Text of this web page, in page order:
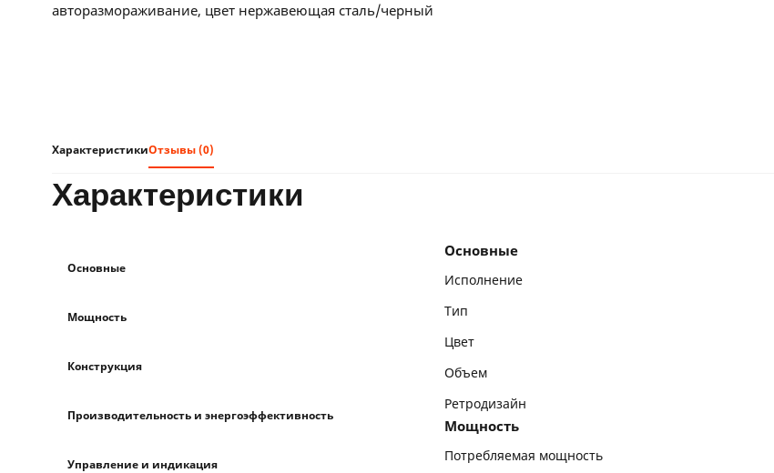
авторазмораживание, цвет нержавеющая сталь/черный
ХарактеристикиОтзывы (0)
характеристики
Основные
Мощность
Конструкция
Производительность и энергоэффективность
Управление и индикация
Основные
Исполнение
Тип
Цвет
Объем
Ретродизайн
Мощность
Потребляемая мощность